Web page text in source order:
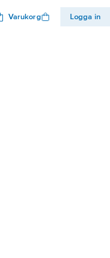
Varukorg Logga in